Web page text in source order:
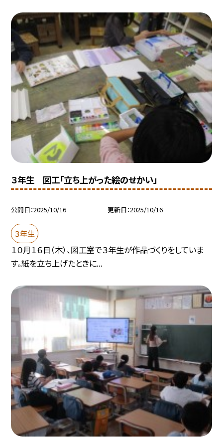
３年生 図工「立ち上がった絵のせかい」
公開日 2025/10/16 更新日 2025/10/16
３年生
１０月１６日（木）、図工室で３年生が作品づくりをしていま
す。紙を立ち上げたときに...